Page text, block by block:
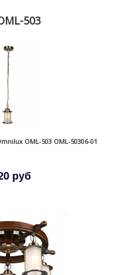
503
OML-503 OML-50306-01
руб